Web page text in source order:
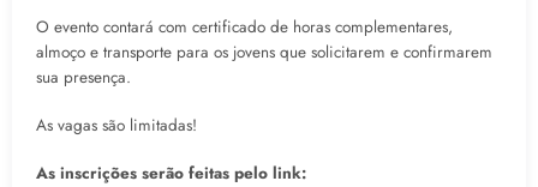
O evento contará com certificado de horas complementares,
almoço e transporte para os jovens que solicitarem e confirmarem
sua presença.
As vagas são limitadas!
As inscrições serão feitas pelo link: